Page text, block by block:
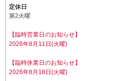
定休日
第2火曜
【臨時営業日のお知らせ】
2026年8月11日(火曜)
【臨時休業日のお知らせ】
2026年8月18日(火曜)